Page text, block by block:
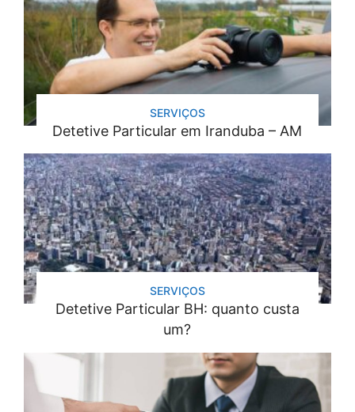
SERVIÇOS
Detetive Particular em Iranduba – AM
SERVIÇOS
Detetive Particular BH: quanto custa
um?